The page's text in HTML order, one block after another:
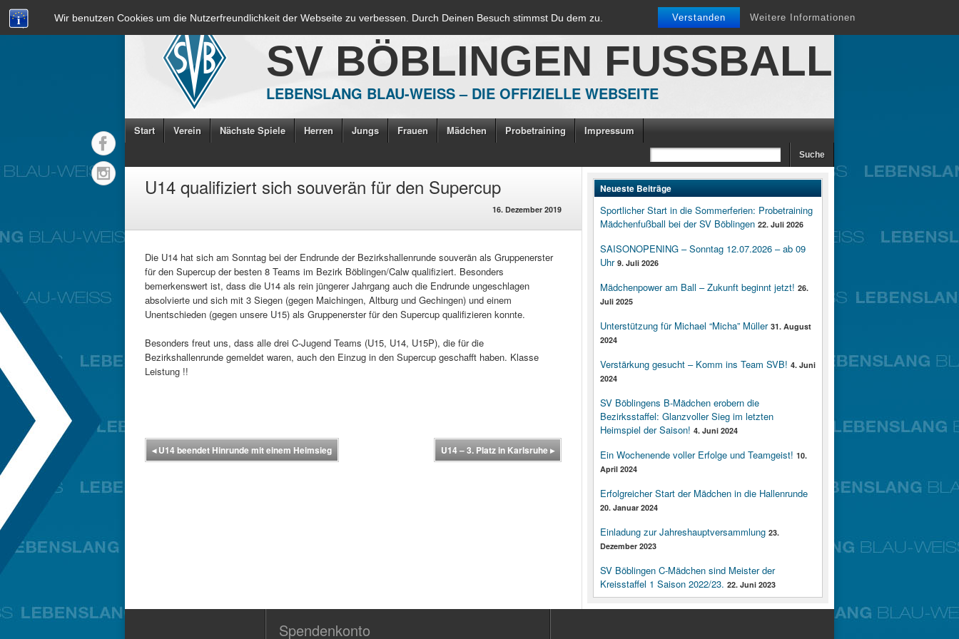
Wir benutzen Cookies um die Nutzerfreundlichkeit der Webseite zu verbessen. Durch Deinen Besuch stimmst Du dem zu. Verstanden Weitere Informationen
SV BÖBLINGEN FUSSBALL
LEBENSLANG BLAU-WEISS – DIE OFFIZIELLE WEBSEITE
Start Verein Nächste Spiele Herren Jungs Frauen Mädchen Probetraining Impressum
U14 qualifiziert sich souverän für den Supercup
16. Dezember 2019
Die U14 hat sich am Sonntag bei der Endrunde der Bezirkshallenrunde souverän als Gruppenerster
für den Supercup der besten 8 Teams im Bezirk Böblingen/Calw qualifiziert. Besonders
bemerkenswert ist, dass die U14 als rein jüngerer Jahrgang auch die Endrunde ungeschlagen
absolvierte und sich mit 3 Siegen (gegen Maichingen, Altburg und Gechingen) und einem
Unentschieden (gegen unsere U15) als Gruppenerster für den Supercup qualifizieren konnte.
Besonders freut uns, dass alle drei C-Jugend Teams (U15, U14, U15P), die für die
Bezirkshallenrunde gemeldet waren, auch den Einzug in den Supercup geschafft haben. Klasse
Leistung !!
◂U14 beendet Hinrunde mit einem Heimsieg U14 – 3. Platz in Karlsruhe▸
Neueste Beiträge
Sportlicher Start in die Sommerferien: Probetraining
Mädchenfußball bei der SV Böblingen 22. Juli 2026
SAISONOPENING – Sonntag 12.07.2026 – ab 09
Uhr 9. Juli 2026
Mädchenpower am Ball – Zukunft beginnt jetzt! 26.
Juli 2025
Unterstützung für Michael “Micha” Müller 31. August
2024
Verstärkung gesucht – Komm ins Team SVB! 4. Juni
2024
SV Böblingens B-Mädchen erobern die
Bezirksstaffel: Glanzvoller Sieg im letzten
Heimspiel der Saison! 4. Juni 2024
Ein Wochenende voller Erfolge und Teamgeist! 10.
April 2024
Erfolgreicher Start der Mädchen in die Hallenrunde
20. Januar 2024
Einladung zur Jahreshauptversammlung 23.
Dezember 2023
SV Böblingen C-Mädchen sind Meister der
Kreisstaffel 1 Saison 2022/23. 22. Juni 2023
Spendenkonto